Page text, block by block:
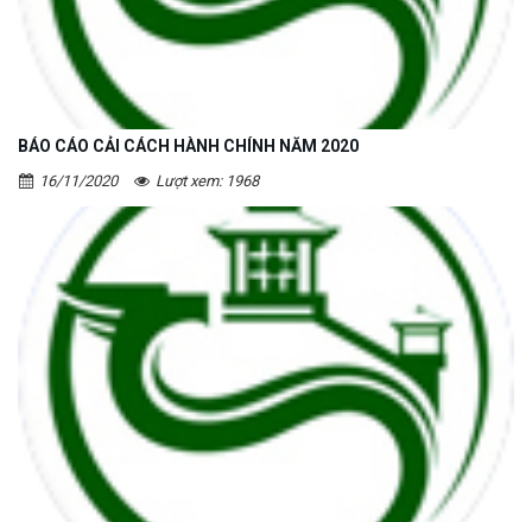
BÁO CÁO CẢI CÁCH HÀNH CHÍNH NĂM 2020
16/11/2020 Lượt xem: 1968